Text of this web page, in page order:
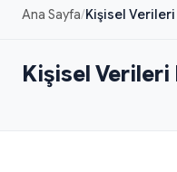
Ana Sayfa Kişisel
Kişisel Verileri